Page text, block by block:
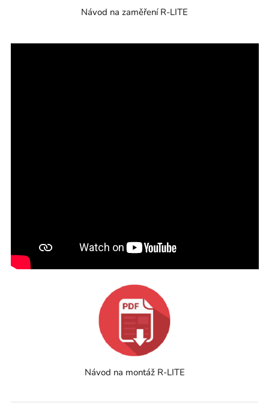
Návod na zaměření R-LITE
Návod na montáž R-LITE